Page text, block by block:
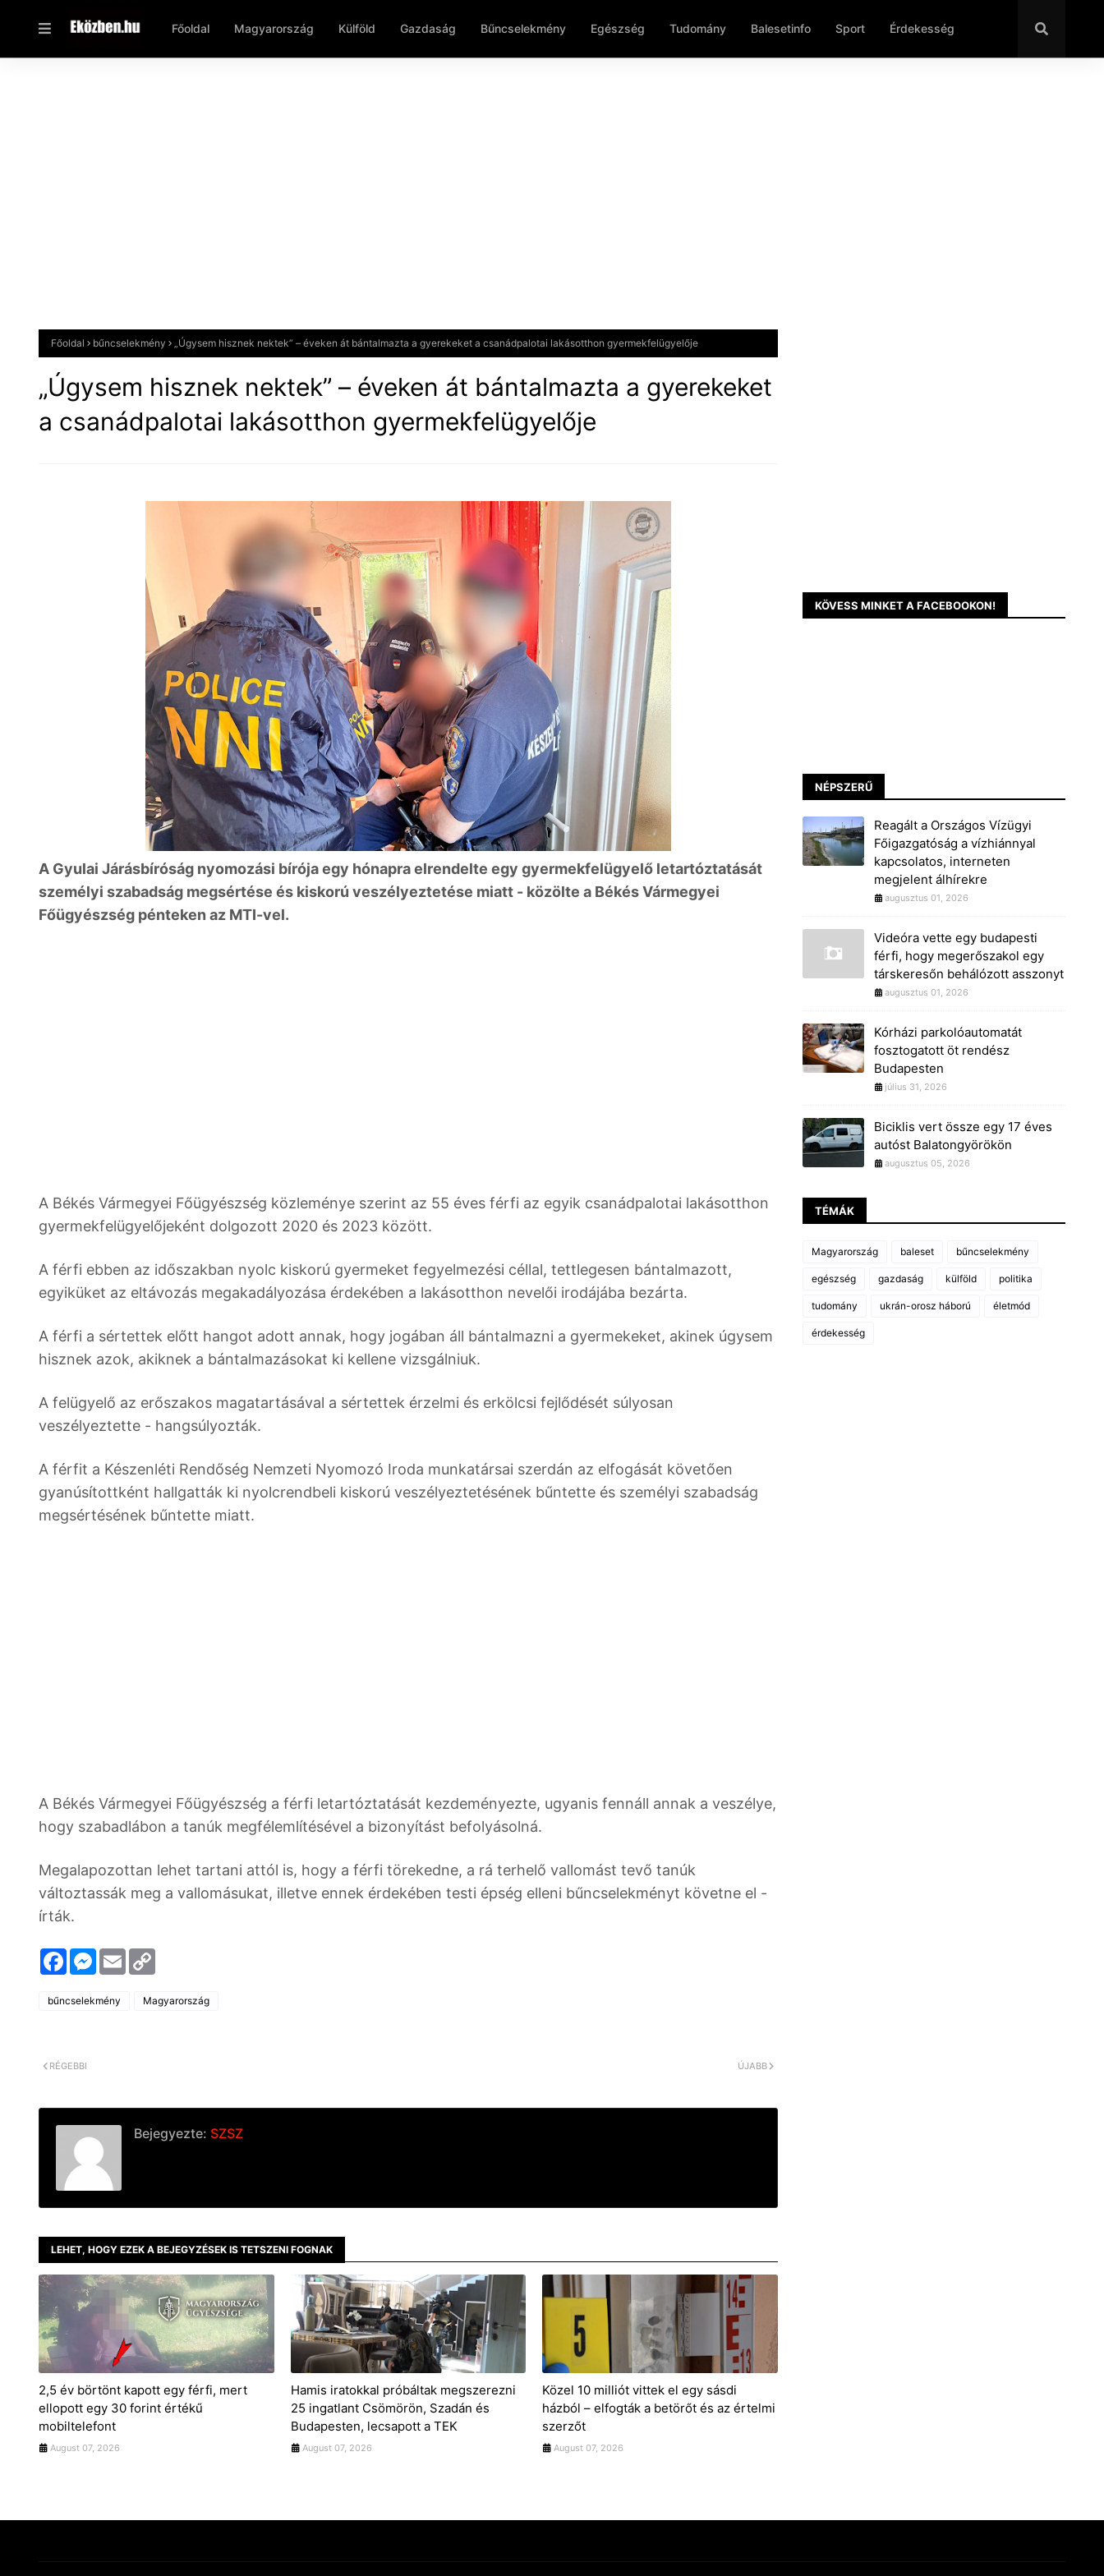
Főoldal Magyarország Külföld Gazdaság Bűncselekmény Egészség Tudomány Balesetinfo Sport Érdekesség
Főoldal bűncselekmény „Úgysem hisznek nektek” – éveken át bántalmazta a gyerekeket a csanádpalotai lakásotthon gyermekfelügyelője
„Úgysem hisznek nektek” – éveken át bántalmazta a gyerekeket
a csanádpalotai lakásotthon gyermekfelügyelője
A Gyulai Járásbíróság nyomozási bírója egy hónapra elrendelte egy gyermekfelügyelő letartóztatását
személyi szabadság megsértése és kiskorú veszélyeztetése miatt - közölte a Békés Vármegyei
Főügyészség pénteken az MTI-vel.
A Békés Vármegyei Főügyészség közleménye szerint az 55 éves férfi az egyik csanádpalotai lakásotthon
gyermekfelügyelőjeként dolgozott 2020 és 2023 között.
A férfi ebben az időszakban nyolc kiskorú gyermeket fegyelmezési céllal, tettlegesen bántalmazott,
egyiküket az eltávozás megakadályozása érdekében a lakásotthon nevelői irodájába bezárta.
A férfi a sértettek előtt hangot adott annak, hogy jogában áll bántalmazni a gyermekeket, akinek úgysem
hisznek azok, akiknek a bántalmazásokat ki kellene vizsgálniuk.
A felügyelő az erőszakos magatartásával a sértettek érzelmi és erkölcsi fejlődését súlyosan
veszélyeztette - hangsúlyozták.
A férfit a Készenléti Rendőség Nemzeti Nyomozó Iroda munkatársai szerdán az elfogását követően
gyanúsítottként hallgatták ki nyolcrendbeli kiskorú veszélyeztetésének bűntette és személyi szabadság
megsértésének bűntette miatt.
A Békés Vármegyei Főügyészség a férfi letartóztatását kezdeményezte, ugyanis fennáll annak a veszélye,
hogy szabadlábon a tanúk megfélemlítésével a bizonyítást befolyásolná.
Megalapozottan lehet tartani attól is, hogy a férfi törekedne, a rá terhelő vallomást tevő tanúk
változtassák meg a vallomásukat, illetve ennek érdekében testi épség elleni bűncselekményt követne el -
írták.
F
a
e
b
M
e
s
e
E
m
y
L
bűncselekmény Magyarország
ÚJABB
RÉGEBBI
Bejegyezte: SZSZ
LEHET, HOGY EZEK A BEJEGYZÉSEK IS TETSZENI FOGNAK
2,5 év börtönt kapott egy férfi, mert
ellopott egy 30 forint értékű
mobiltelefont
August 07, 2026
Hamis iratokkal próbáltak megszerezni
25 ingatlant Csömörön, Szadán és
Budapesten, lecsapott a TEK
August 07, 2026
Közel 10 milliót vittek el egy sásdi
házból – elfogták a betörőt és az értelmi
szerzőt
August 07, 2026
KÖVESS MINKET A FACEBOOKON!
NÉPSZERŰ
Reagált a Országos Vízügyi
Főigazgatóság a vízhiánnyal
kapcsolatos, interneten
megjelent álhírekre
augusztus 01, 2026
Videóra vette egy budapesti
férfi, hogy megerőszakol egy
társkeresőn behálózott asszonyt
augusztus 01, 2026
Kórházi parkolóautomatát
fosztogatott öt rendész
Budapesten
július 31, 2026
Biciklis vert össze egy 17 éves
autóst Balatongyörökön
augusztus 05, 2026
TÉMÁK
Magyarország baleset bűncselekmény
egészség gazdaság külföld politika
tudomány ukrán-orosz háború életmód
érdekesség